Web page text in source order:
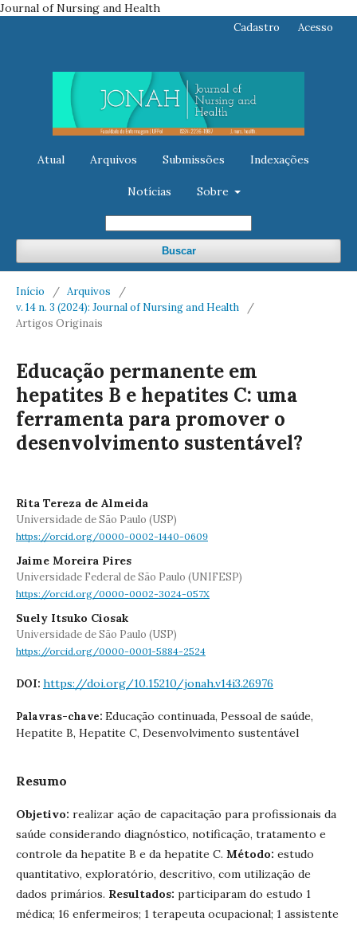
Journal of Nursing and Health
Atual Arquivos Submissões Indexações
Notícias Sobre
Buscar
Cadastro Acesso
Início / Arquivos
/
v. 14 n. 3 (2024): Journal of Nursing and Health
/
Artigos Originais
Educação permanente em
hepatites B e hepatites C: uma
ferramenta para promover o
desenvolvimento sustentável?
Rita Tereza de Almeida
Universidade de São Paulo (USP)
https://orcid.org/0000-0002-1440-0609
Jaime Moreira Pires
Universidade Federal de São Paulo (UNIFESP)
https://orcid.org/0000-0002-3024-057X
Suely Itsuko Ciosak
Universidade de São Paulo (USP)
https://orcid.org/0000-0001-5884-2524
DOI: https://doi.org/10.15210/jonah.v14i3.26976
Palavras-chave: Educação continuada, Pessoal de saúde,
Hepatite B, Hepatite C, Desenvolvimento sustentável
Resumo
Objetivo: realizar ação de capacitação para profissionais da
saúde considerando diagnóstico, notificação, tratamento e
controle da hepatite B e da hepatite C. Método: estudo
quantitativo, exploratório, descritivo, com utilização de
dados primários. Resultados: participaram do estudo 1
médica; 16 enfermeiros; 1 terapeuta ocupacional; 1 assistente